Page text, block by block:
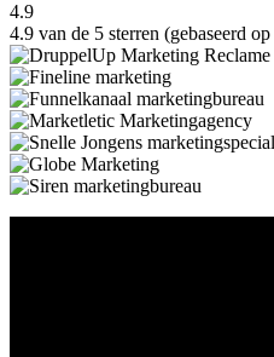
4.9
4.9 van de 5 sterren (gebaseerd op